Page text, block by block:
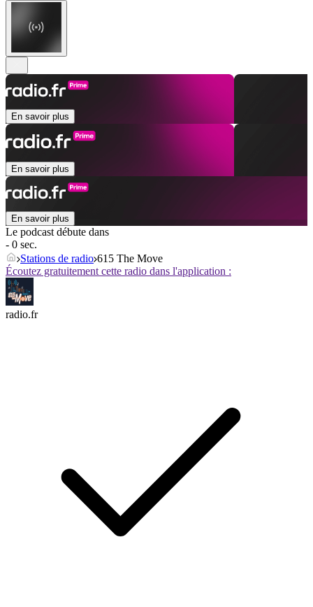
En savoir plus
En savoir plus
En savoir plus
Le podcast débute dans
- 0 sec.
Stations de radio 615 The Move
Écoutez gratuitement cette radio dans l'application :
radio.fr